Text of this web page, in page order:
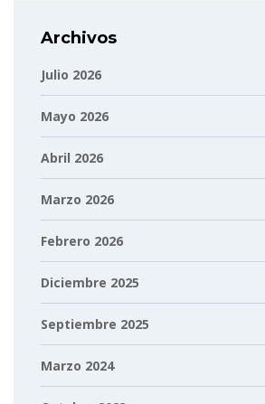
Archivos
Julio 2026
Mayo 2026
Abril 2026
Marzo 2026
Febrero 2026
Diciembre 2025
Septiembre 2025
Marzo 2024